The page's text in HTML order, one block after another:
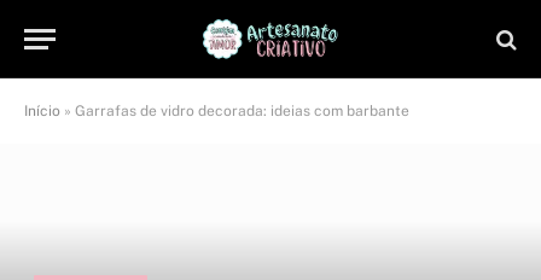
Início » Garrafas de vidro decorada: ideias com barbante